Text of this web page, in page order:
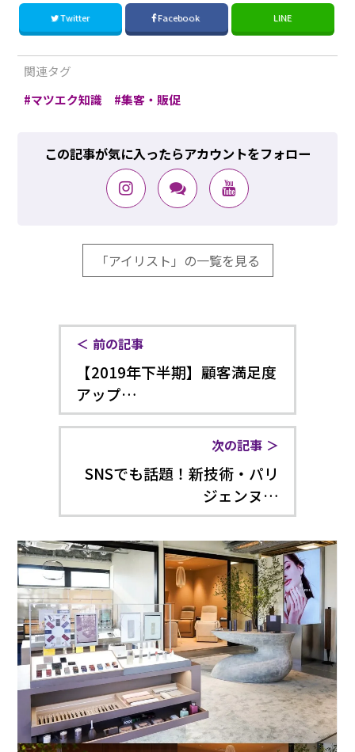
Twitter Facebook LINE
関連タグ
マツエク知識
集客・販促
この記事が気に入ったらアカウントをフォロー
「アイリスト」の一覧を見る
前の記事
【2019年下半期】顧客満足度
アップ…
次の記事
SNSでも話題！新技術・パリ
ジェンヌ…